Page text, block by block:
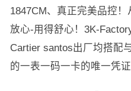
1847CM、真正完美品控
放心-用得舒心！3K-
Cartier santos出厂均搭配
的一表一码一卡的唯一凭证